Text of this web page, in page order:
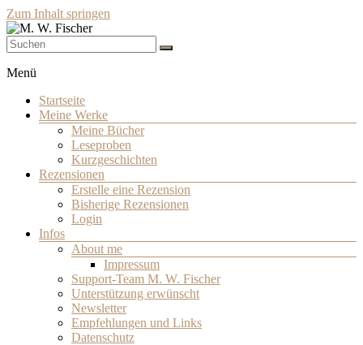
Zum Inhalt springen
Schriftsteller
Menü
Startseite
Meine Werke
Meine Bücher
Leseproben
Kurzgeschichten
Rezensionen
Erstelle eine Rezension
Bisherige Rezensionen
Login
Infos
About me
Impressum
Support-Team M. W. Fischer
Unterstützung erwünscht
Newsletter
Empfehlungen und Links
Datenschutz